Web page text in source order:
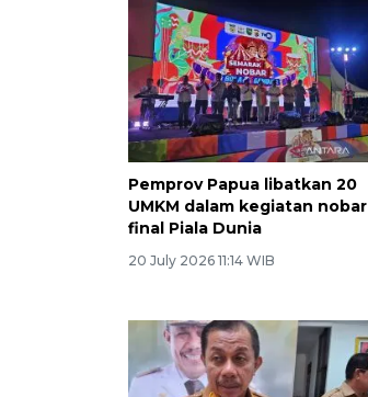
Pemprov Papua libatkan 20
UMKM dalam kegiatan nobar
final Piala Dunia
20 July 2026 11:14 WIB